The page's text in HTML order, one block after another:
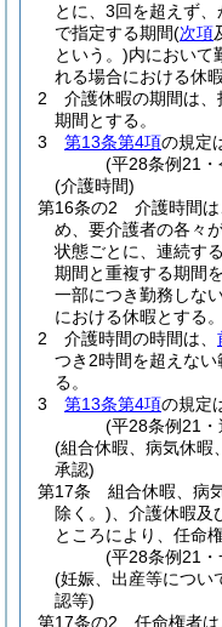
とに、3回を超えず
で指定する期間(次項
という。)内において
れる場合における休暇
2
介護休暇の期間は
期間とする。
3
第13条第4項の規定
(平28条例21
(介護時間)
第16条の2
介護時間
め、要介護者の各々
状態ごとに、連続す
期間と重複する期間
一部につき勤務しな
における休暇とする。
2
介護時間の時間は、
つき2時間を超えな
る。
3
第13条第4項の規定
(平28条例21・
(組合休暇、病気休暇
承認)
第17条
組合休暇、病
除く。) 、介護休暇
ところにより、任命
(平28条例21・
(妊娠、出産等につい
認等)
第17条の2
任命権者は